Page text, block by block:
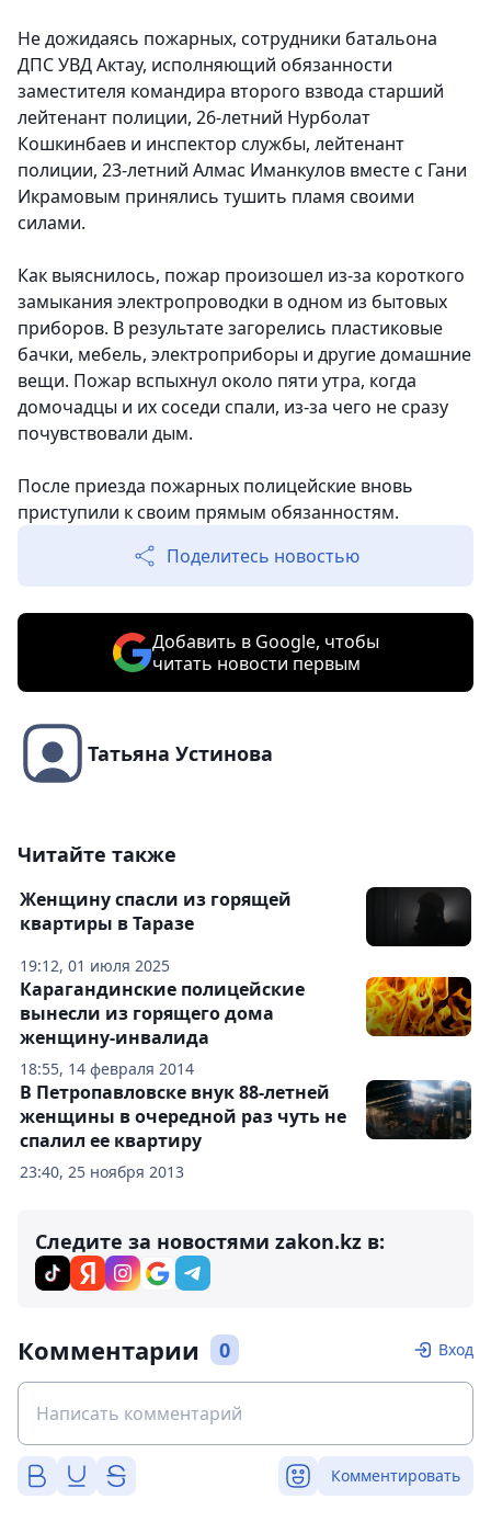
Не дожидаясь пожарных, сотрудники батальона
ДПС УВД Актау, исполняющий обязанности
заместителя командира второго взвода старший
лейтенант полиции, 26-летний Нурболат
Кошкинбаев и инспектор службы, лейтенант
полиции, 23-летний Алмас Иманкулов вместе с Гани
Икрамовым принялись тушить пламя своими
силами.
Как выяснилось, пожар произошел из-за короткого
замыкания электропроводки в одном из бытовых
приборов. В результате загорелись пластиковые
бачки, мебель, электроприборы и другие домашние
вещи. Пожар вспыхнул около пяти утра, когда
домочадцы и их соседи спали, из-за чего не сразу
почувствовали дым.
После приезда пожарных полицейские вновь
приступили к своим прямым обязанностям.
Поделитесь новостью
Добавить в Google, чтобы
читать новости первым
Татьяна Устинова
Читайте также
19:12, 01 июля 2025
Женщину спасли из горящей
квартиры в Таразе
18:55, 14 февраля 2014
Карагандинские полицейские
вынесли из горящего дома
женщину-инвалида
23:40, 25 ноября 2013
В Петропавловске внук 88-летней
женщины в очередной раз чуть не
спалил ее квартиру
Следите за новостями zakon.kz в:
Комментарии 0 Вход
Комментировать